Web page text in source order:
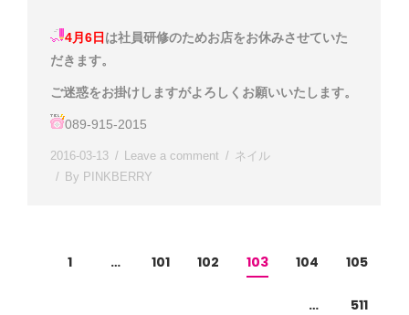
4月6日 は社員研修のためお店をお休みさせていた
だきます。
ご迷惑をお掛けしますがよろしくお願いいたします。
089-915-2015
2016-03-13 Leave a comment
ネイル
By PINKBERRY
1 … 101 102 103 104 105
… 511